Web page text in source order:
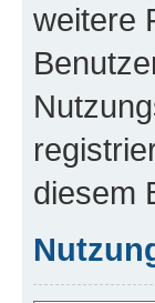
weitere
diesem